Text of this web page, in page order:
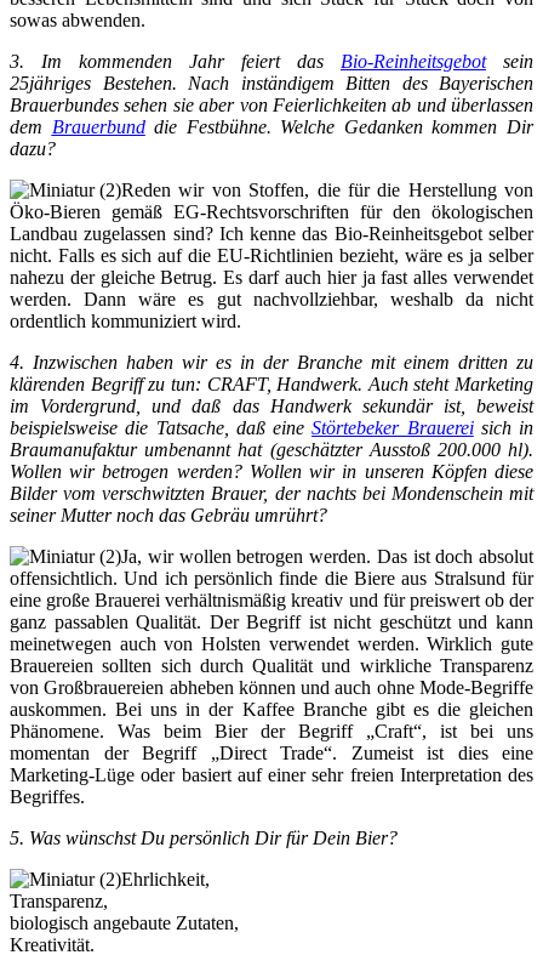
sowas abwenden.
3. Im kommenden Jahr feiert das Bio-Reinheitsgebotsein
25jähriges Bestehen. Nach inständigem Bitten des Bayerischen
Brauerbundes sehen sie aber von Feierlichkeiten ab und überlassen
dem Brauerbunddie Festbühne. Welche Gedanken kommen Dir
dazu?
Reden wir von Stoffen, die für die Herstellung von
Öko-Bieren gemäß EG-Rechtsvorschriften für den ökologischen
Landbau zugelassen sind? Ich kenne das Bio-Reinheitsgebot selber
nicht. Falls es sich auf die EU-Richtlinien bezieht, wäre es ja selber
nahezu der gleiche Betrug. Es darf auch hier ja fast alles verwendet
werden. Dann wäre es gut nachvollziehbar, weshalb da nicht
ordentlich kommuniziert wird.
4. Inzwischen haben wir es in der Branche mit einem dritten zu
klärenden Begriff zu tun: CRAFT, Handwerk. Auch steht Marketing
im Vordergrund, und daß das Handwerk sekundär ist, beweist
beispielsweise die Tatsache, daß eineStörtebeker Brauereisich in
Braumanufaktur umbenannt hat (geschätzter Ausstoß 200.000 hl).
Wollen wir betrogen werden? Wollen wir in unseren Köpfen diese
Bilder vom verschwitzten Brauer, der nachts bei Mondenschein mit
seiner Mutter noch das Gebräu umrührt?
Ja, wir wollen betrogen werden. Das ist doch absolut
offensichtlich. Und ich persönlich finde die Biere aus Stralsund für
eine große Brauerei verhältnismäßig kreativ und für preiswert ob der
ganz passablen Qualität. Der Begriff ist nicht geschützt und kann
meinetwegen auch von Holsten verwendet werden. Wirklich gute
Brauereien sollten sich durch Qualität und wirkliche Transparenz
von Großbrauereien abheben können und auch ohne Mode-Begriffe
auskommen. Bei uns in der Kaffee Branche gibt es die gleichen
Phänomene. Was beim Bier der Begriff „Craft“, ist bei uns
momentan der Begriff „Direct Trade“. Zumeist ist dies eine
Marketing-Lüge oder basiert auf einer sehr freien Interpretation des
Begriffes.
5. Was wünschst Du persönlich Dir für Dein Bier?
Ehrlichkeit,
Transparenz,
biologisch angebaute Zutaten,
Kreativität.